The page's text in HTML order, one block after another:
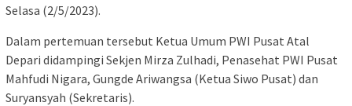
Selasa (2/5/2023).
Dalam pertemuan tersebut Ketua Umum PWI Pusat Atal
Depari didampingi Sekjen Mirza Zulhadi, Penasehat PWI Pusat
Mahfudi Nigara, Gungde Ariwangsa (Ketua Siwo Pusat) dan
Suryansyah (Sekretaris).